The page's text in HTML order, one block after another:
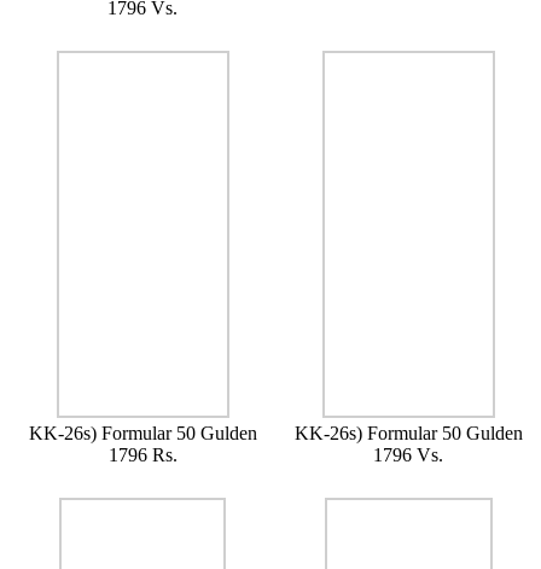
1796 Vs.
KK-26s) Formular 50 Gulden
1796 Rs.
KK-26s) Formular 50 Gulden
1796 Vs.